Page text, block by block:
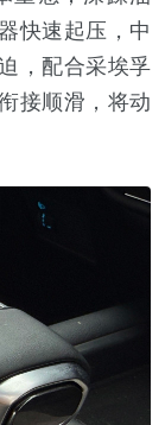
快速起压，中
，配合采埃孚
接顺滑，将动